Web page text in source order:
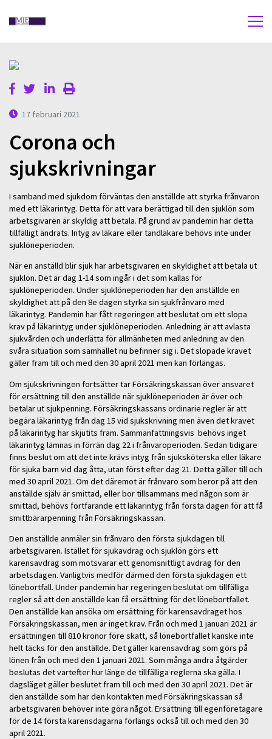
17 februari 2021
Corona och
sjukskrivningar
I samband med sjukdom förväntas den anställde att styrka frånvaron
med ett läkarintyg. Detta för att vara berättigad till den sjuklön som
arbetsgivaren är skyldig att betala. På grund av pandemin har detta
tillfälligt ändrats. Intyg av läkare eller tandläkare behövs inte under
sjuklöneperioden.
När en anställd blir sjuk har arbetsgivaren en skyldighet att betala ut
sjuklön. Det är dag 1-14 som ingår i det som kallas för
sjuklöneperioden. Under sjuklöneperioden har den anställde en
skyldighet att på den 8e dagen styrka sin sjukfrånvaro med
läkarintyg. Pandemin har fått regeringen att beslutat om ett slopa
krav på läkarintyg under sjuklöneperioden. Anledning är att avlasta
sjukvården och underlätta för allmänheten med anledning av den
svåra situation som samhället nu befinner sig i. Det slopade kravet
gäller fram till och med den 30 april 2021 men kan förlängas.
Om sjukskrivningen fortsätter tar Försäkringskassan över ansvaret
för ersättning till den anställde när sjuklöneperioden är över och
betalar ut sjukpenning. Försäkringskassans ordinarie regler är att
begära läkarintyg från dag 15 vid sjukskrivning men även det kravet
på läkarintyg har skjutits fram. Sammanfattningsvis behövs inget
läkarintyg lämnas in förrän dag 22 i frånvaroperioden. Sedan tidigare
finns beslut om att det inte krävs intyg från sjuksköterska eller läkare
för sjuka barn vid dag åtta, utan först efter dag 21. Detta gäller till och
med 30 april 2021. Om det däremot är frånvaro som beror på att den
anställde själv är smittad, eller bor tillsammans med någon som är
smittad, behövs fortfarande ett läkarintyg från första dagen för att få
smittbärarpenning från Försäkringskassan.
Den anställde anmäler sin frånvaro den första sjukdagen till
arbetsgivaren. Istället för sjukavdrag och sjuklön görs ett
karensavdrag som motsvarar ett genomsnittligt avdrag för den
arbetsdagen. Vanligtvis medför därmed den första sjukdagen ett
lönebortfall. Under pandemin har regeringen beslutat om tillfälliga
regler så att den anställde kan få ersättning för det lönebortfallet.
Den anställde kan ansöka om ersättning för karensavdraget hos
Försäkringskassan, men är inget krav. Från och med 1 januari 2021 är
ersättningen till 810 kronor före skatt, så lönebortfallet kanske inte
helt täcks för den anställde. Det gäller karensavdrag som görs på
lönen från och med den 1 januari 2021. Som många andra åtgärder
beslutas det vartefter hur länge de tillfälliga reglerna ska gälla. I
dagsläget gäller beslutet fram till och med den 30 april 2021. Det är
den anställde som har den kontakten med Försäkringskassan så
arbetsgivaren behöver inte göra något. Ersättning till egenföretagare
för de 14 första karensdagarna förlängs också till och med den 30
april 2021.